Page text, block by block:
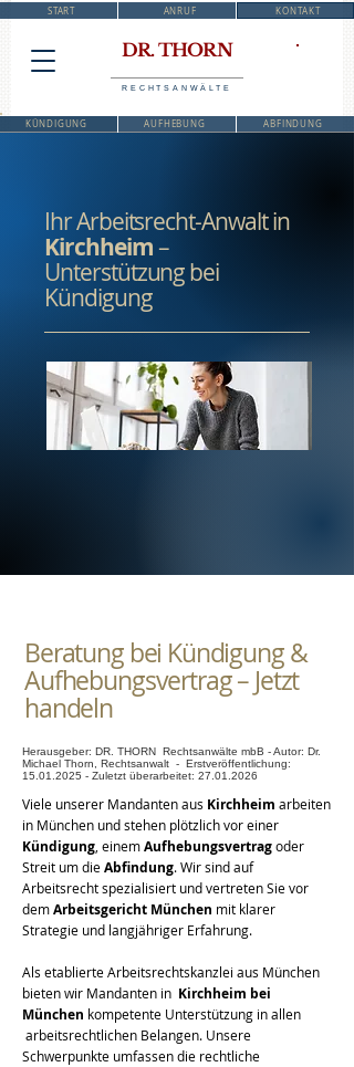
START ANRUF KONTAKT
DR. THORN
RECHTSANWÄLTE
KÜNDIGUNG AUFHEBUNG ABFINDUNG
Ihr Arbeitsrecht-Anwalt in
Kirchheim–
Unterstützung bei
Kündigung
Beratung bei Kündigung &
Aufhebungsvertrag – Jetzt
handeln
Herausgeber: DR. THORN Rechtsanwälte mbB - Autor: Dr.
Michael Thorn, Rechtsanwalt - Erstveröffentlichung:
15.01.2025 - Zuletzt überarbeitet: 27.01.2026
Viele unserer Mandanten aus Kirchheim arbeiten
in München und stehen plötzlich vor einer
Kündigung , einemAufhebungsvertragoder
Streit um dieAbfindung. Wir sind auf
Arbeitsrecht spezialisiert und vertreten Sie vor
demArbeitsgericht München mit klarer
Strategie und langjähriger Erfahrung.
Als etablierte Arbeitsrechtskanzlei aus München
bieten wir Mandanten in Kirchheim bei
München kompetente Unterstützung in allen
arbeitsrechtlichen Belangen. Unsere
Schwerpunkte umfassen die rechtliche